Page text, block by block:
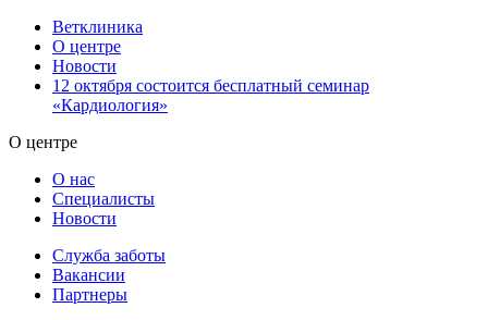
Ветклиника
О центре
Новости
12 октября состоится бесплатный семинар
«Кардиология»
О центре
О нас
Специалисты
Новости
Служба заботы
Вакансии
Партнеры